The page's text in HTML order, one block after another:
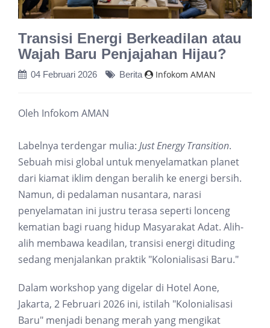
Transisi Energi Berkeadilan atau
Wajah Baru Penjajahan Hijau?
04 Februari 2026 Berita Infokom AMAN
Oleh Infokom AMAN
Labelnya terdengar mulia: Just Energy Transition.
Sebuah misi global untuk menyelamatkan planet
dari kiamat iklim dengan beralih ke energi bersih.
Namun, di pedalaman nusantara, narasi
penyelamatan ini justru terasa seperti lonceng
kematian bagi ruang hidup Masyarakat Adat. Alih-
alih membawa keadilan, transisi energi dituding
sedang menjalankan praktik "Kolonialisasi Baru."
Dalam workshop yang digelar di Hotel Aone,
Jakarta, 2 Februari 2026 ini, istilah "Kolonialisasi
Baru" menjadi benang merah yang mengikat